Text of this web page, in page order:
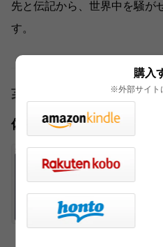
先と伝記から、世界中を騒が
す。
著者
佐藤 伸行
購入
※外部サイト